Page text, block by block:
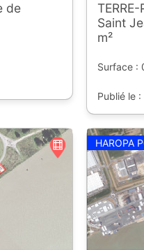
de
Saint
m²
Surface :
Publié le
HAROPA